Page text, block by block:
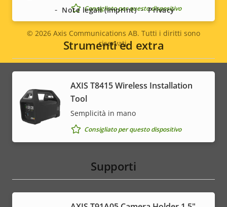
Consigliato per questo dispositivo
Strumenti ed extra
AXIS T8415 Wireless Installation
Tool
Semplicità in mano
Consigliato per questo dispositivo
Supporti
menu
© 2026 Axis Communications AB. Tutti i diritti sono
riservati.
Note legali (Imprint)
Privacy